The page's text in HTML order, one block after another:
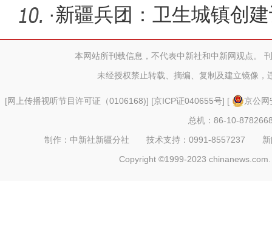
置
·新疆兵团：卫生城镇创
本网站所刊载信息，不代表中新社和中新网观点。
未经授权禁止转载、摘编、复制及建立镜像，
[网上传播视听节目许可证（0106168)] [京ICP证040655号] [
京公
总机：86-10-
制作：中新社新疆分社 技术支持：0991-8557237
Copyright ©1999-2023